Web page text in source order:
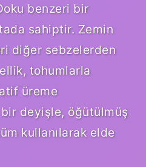
benzeri bir
sahiptir. Zemin
diğer sebzelerden
tohumlarla
üreme
deyişle, öğütülmüş
kullanılarak elde